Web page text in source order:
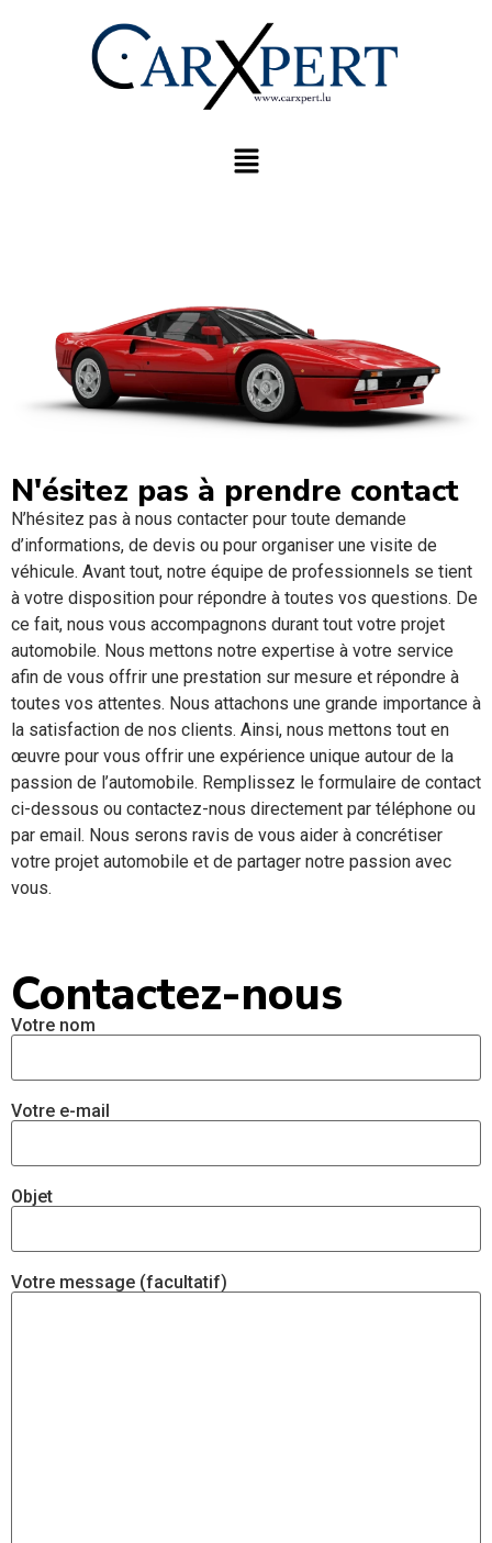
N'ésitez pas à prendre contact
N’hésitez pas à nous contacter pour toute demande
d’informations, de devis ou pour organiser une visite de
véhicule. Avant tout, notre équipe de professionnels se tient
à votre disposition pour répondre à toutes vos questions. De
ce fait, nous vous accompagnons durant tout votre projet
automobile. Nous mettons notre expertise à votre service
afin de vous offrir une prestation sur mesure et répondre à
toutes vos attentes. Nous attachons une grande importance à
la satisfaction de nos clients. Ainsi, nous mettons tout en
œuvre pour vous offrir une expérience unique autour de la
passion de l’automobile. Remplissez le formulaire de contact
ci-dessous ou contactez-nous directement par téléphone ou
par email. Nous serons ravis de vous aider à concrétiser
votre projet automobile et de partager notre passion avec
vous.
Contactez-nous
Votre nom
Votre e-mail
Objet
Votre message (facultatif)